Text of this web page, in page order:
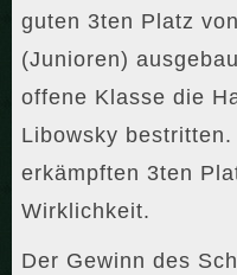
guten 3ten Platz
(Junioren)
offene Klasse die
Libowsky
erkämpften 3ten
Wirklichkeit.
Der Gewinn des